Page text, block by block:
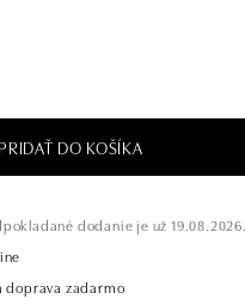
PRIDAŤ DO KOŠÍKA
dodanie je už 19.08.2026.
doprava zadarmo